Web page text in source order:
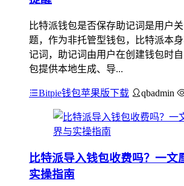
比特派钱包是否保存助记词是用户
题，作为非托管型钱包，比特派本
记词，助记词由用户在创建钱包时
包提供本地生成、导...
Bitpie钱包苹果版下载 qbadmin
比特派导入钱包收费吗？一文
实操指南